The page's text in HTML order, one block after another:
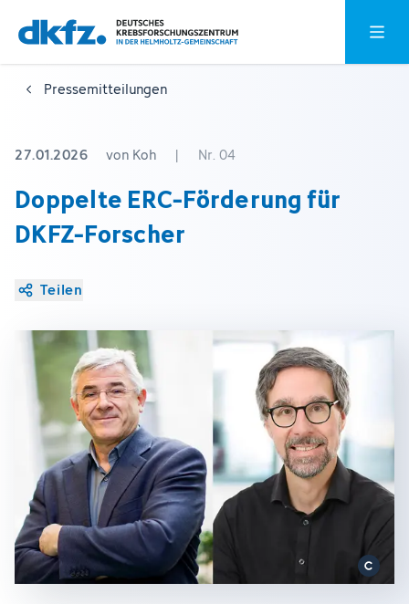
Zum
Hauptinhalt
springen
Zur
Fußzeile
springen
Pressemitteilungen
27.01.2026 von Koh | Nr. 04
Doppelte ERC-Förderung für
DKFZ-Forscher
Teilen